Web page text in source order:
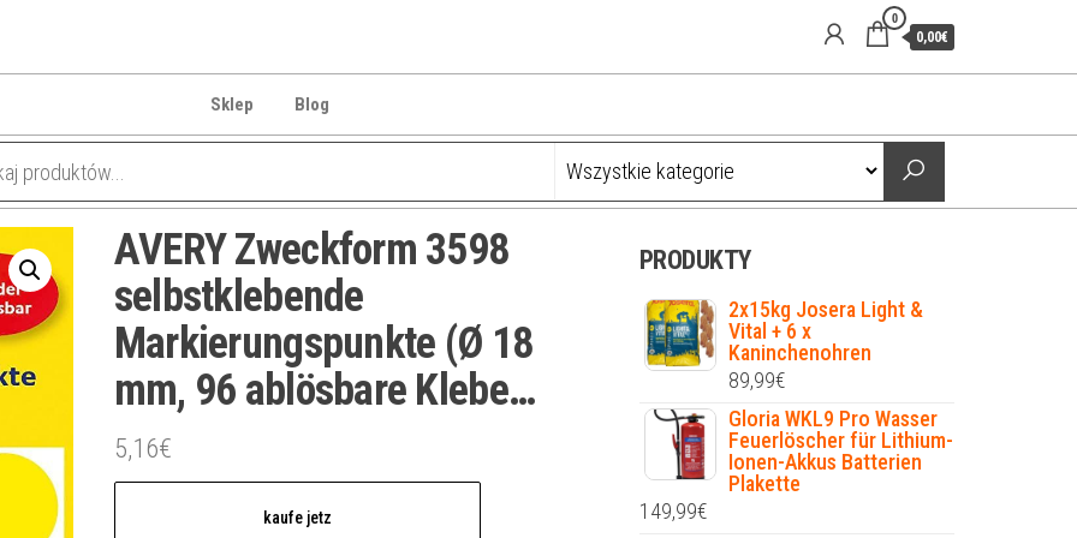
0
0,00€
Sklep Blog
AVERY Zweckform 3598
selbstklebende
Markierungspunkte (Ø 18
mm, 96 ablösbare Klebe…
5,16€
kaufe jetz
PRODUKTY
2x15kg Josera Light &
Vital + 6 x
Kaninchenohren
89,99€
Gloria WKL9 Pro Wasser
Feuerlöscher für Lithium-
Ionen-Akkus Batterien
Plakette
149,99€